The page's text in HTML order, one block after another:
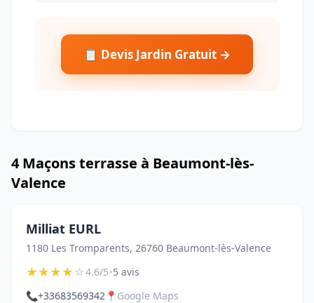
📋 Devis Jardin Gratuit →
4 Maçons terrasse à Beaumont-lès-
Valence
Milliat EURL
1180 Les Tromparents, 26760 Beaumont-lès-Valence
★★★★☆4.6/5•5 avis
📞+33683569342 📍 Google Maps